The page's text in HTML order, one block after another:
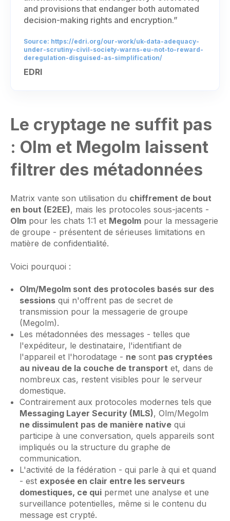
and provisions that endanger both automated
decision-making rights and encryption.”
Source: https://edri.org/our-work/uk-data-adequacy-
under-scrutiny-civil-society-warns-eu-not-to-reward-
deregulation-disguised-as-simplification/
EDRI
Le cryptage ne suffit pas
: Olm et Megolm laissent
filtrer des métadonnées
Matrix vante son utilisation du chiffrement de bout
en bout (E2EE), mais les protocoles sous-jacents -
Olm pour les chats 1:1 et Megolm pour la messagerie
de groupe - présentent de sérieuses limitations en
matière de confidentialité.
Voici pourquoi :
Olm/Megolm sont des protocoles basés sur des
sessionsqui n'offrent pas de secret de
transmission pour la messagerie de groupe
(Megolm).
Les métadonnées des messages - telles que
l'expéditeur, le destinataire, l'identifiant de
l'appareil et l'horodatage - nesont pas cryptées
au niveau de la couche de transport et, dans de
nombreux cas, restent visibles pour le serveur
domestique.
Contrairement aux protocoles modernes tels que
Messaging Layer Security (MLS), Olm/Megolm
ne dissimulent pas de manière nativequi
participe à une conversation, quels appareils sont
impliqués ou la structure du graphe de
communication.
L'activité de la fédération - qui parle à qui et quand
- est exposée en clair entre les serveurs
domestiques, ce quipermet une analyse et une
surveillance potentielles, même si le contenu du
message est crypté.